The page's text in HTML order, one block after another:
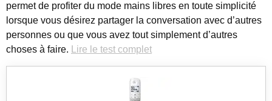
permet de profiter du mode mains libres en toute simplicité
lorsque vous désirez partager la conversation avec d’autres
personnes ou que vous avez tout simplement d’autres
choses à faire.
Lire le test complet